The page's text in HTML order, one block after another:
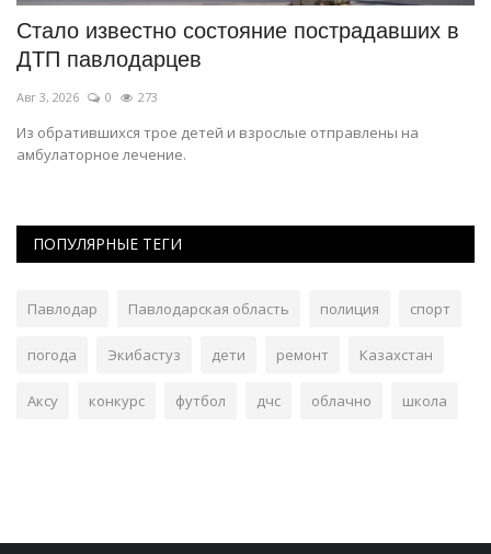
Стало известно состояние пострадавших в
ДТП павлодарцев
Авг 3, 2026 0 273
Из обратившихся трое детей и взрослые отправлены на
амбулаторное лечение.
ПОПУЛЯРНЫЕ ТЕГИ
Павлодар Павлодарская область полиция спорт
погода Экибастуз дети ремонт Казахстан
Аксу конкурс футбол дчс облачно школа